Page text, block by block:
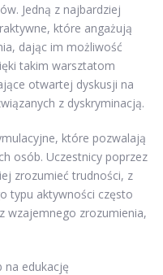
Jedną z najbardziej
które angażują
dając im możliwość
takim warsztatom
otwartej dyskusji na
z dyskryminacją.
które pozwalają
osób. Uczestnicy poprzez
zrozumieć trudności, z
typu aktywności często
wzajemnego zrozumienia,
na edukację